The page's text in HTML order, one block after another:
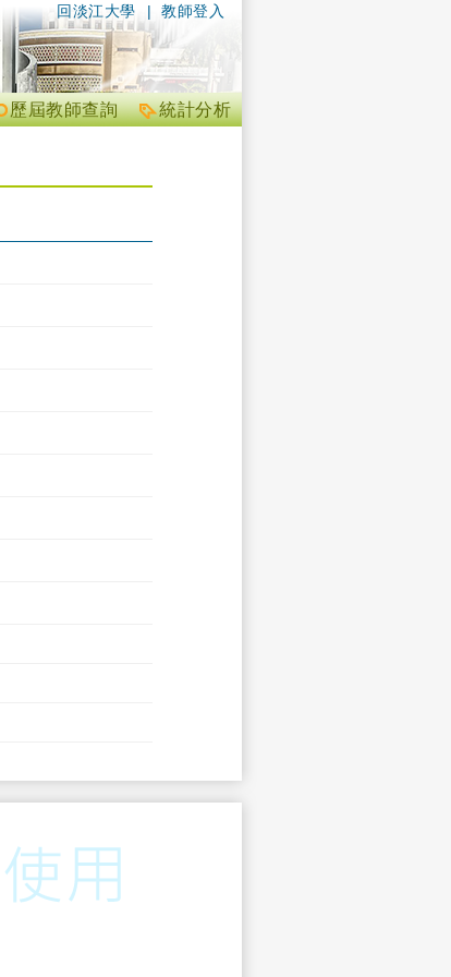
| 教師登入
回淡江大學
統計分析
歷屆教師查詢